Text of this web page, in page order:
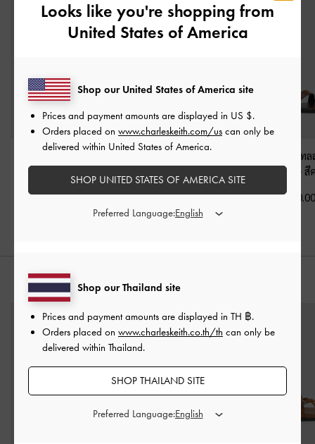
ดีเทลสายบิดเกลียวรุ่น
สีเบอร์กันดี
สีพีแคนบราวน์
฿3,790.00
รองเท้าแตะดีเท
เท้ารุ่น Yara
- สี
฿1,990.00
สไตล์ลุคด้วย
Looks like you're shopping from
United States of America
Shop our Thailand site
Prices and payment amounts are displayed in TH ฿.
Orders placed on www.charleskeith.co.th/th can only be
delivered within Thailand.
SHOP THAILAND SITE
Preferred Language:
Shop our United States of America site
Prices and payment amounts are displayed in US $.
Orders placed on www.charleskeith.com/us can only be
delivered within United States of America.
SHOP UNITED STATES OF AMERICA SITE
Preferred Language: